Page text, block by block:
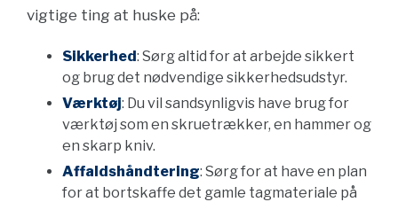
vigtige ting at huske på:
Sikkerhed: Sørg altid for at arbejde sikkert
og brug det nødvendige sikkerhedsudstyr.
Værktøj: Du vil sandsynligvis have brug for
værktøj som en skruetrækker, en hammer og
en skarp kniv.
Affaldshåndtering: Sørg for at have en plan
for at bortskaffe det gamle tagmateriale på